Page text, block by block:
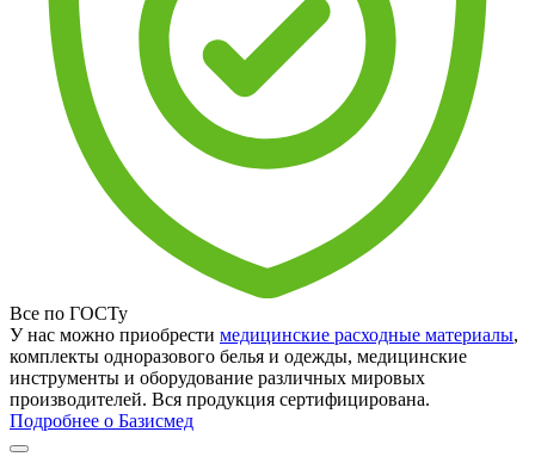
Все по ГОСТу
У нас можно приобрести медицинские расходные материалы,
комплекты одноразового белья и одежды, медицинские
инструменты и оборудование различных мировых
производителей. Вся продукция сертифицирована.
Подробнее о Базисмед